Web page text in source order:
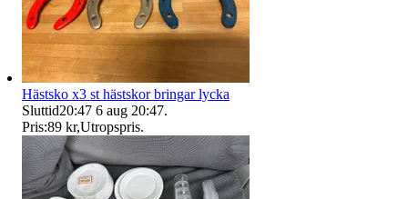
Hästsko x3 st hästskor bringar lycka
Sluttid20:47 6 aug 20:47.
Pris:89 kr,Utropspris.